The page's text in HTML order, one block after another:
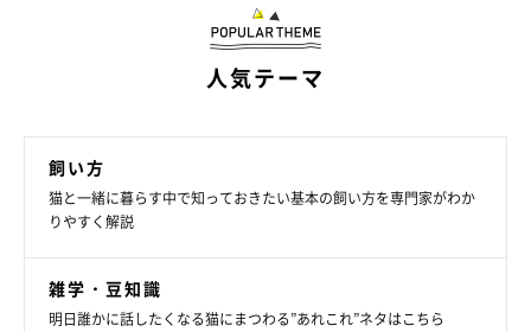
訪れる人のことを、「縄張りを荒らす怖い存在」だと感じてスト
たら、来客から隠れて身の安全を確保できる場所をつくっておく
とよいでしょう。無理に引っ張り出したり、のぞいたりせず、猫
にかまわないように来客にもお願いしましょう。
人気テーマ
飼い方
猫と一緒に暮らす中で知っておきたい基本の飼い方を専門家がわか
りやすく解説
雑学・豆知識
明日誰かに話したくなる猫にまつわる”あれこれ”ネタはこちら